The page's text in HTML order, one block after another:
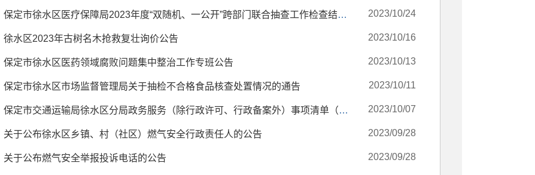
保定市徐水区医疗保障局2023年度“双随机、一公开”跨部门联合抽查工作检查结果公示 2023/10/24
徐水区2023年古树名木抢救复壮询价公告 2023/10/16
保定市徐水区医药领域腐败问题集中整治工作专班公告 2023/10/13
保定市徐水区市场监督管理局关于抽检不合格食品核查处置情况的通告 2023/10/11
保定市交通运输局徐水区分局政务服务（除行政许可、行政备案外）事项清单（2023版） 2023/10/07
关于公布徐水区乡镇、村（社区）燃气安全行政责任人的公告 2023/09/28
关于公布燃气安全举报投诉电话的公告 2023/09/28